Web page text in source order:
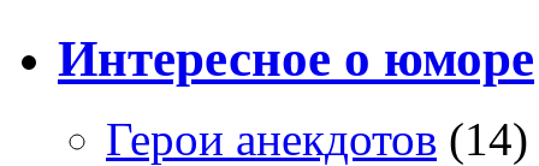
Интересное о юморе
Герои анекдотов (14)